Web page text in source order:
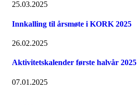
25.03.2025
Innkalling til årsmøte i KORK 2025
26.02.2025
Aktivitetskalender første halvår 2025
07.01.2025